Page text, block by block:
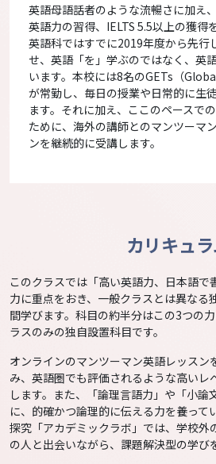
英語母語話者のような流暢さに加え
英語力の習得、IELTS 5.5以上の獲得
英語科ではすでに2019年度から先行
せ、英語「を」学ぶのではなく、英
います。本校には8名のGETs（
が常勤し、毎日の授業や日常的に生
ます。それに加え、ここのペースで
ために、海外の講師とのマンツーマ
ンを継続的に受講します。
カリキュ
このクラスでは「高い英語力、日本語で
力に重点をおき、一般クラスとは異なる
間学びます。科目の約半分はこの3つの
ラスのみの独自設置科目です。
オンラインのマンツーマン英語レッスン
み、英語圏でも評価されるような高いレ
します。また、「論理言語力」や「小論
に、的確かつ論理的に伝える力を養って
探究「アカデミックラボ」では、学校外
の人と出会いながら、課題解決型の学び